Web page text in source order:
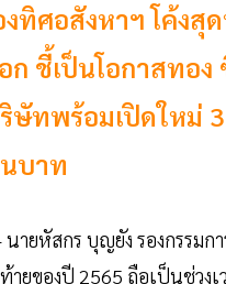
ทิศอสังหาฯ โค้งสุ
ก ชี้เป็นโอกาสทอ
ทพร้อมเปิดใหม่ 3
บาท
ายหัสกร บุญยัง รองกรรมก
ายของปี 2565 ถือเป็นช่วง